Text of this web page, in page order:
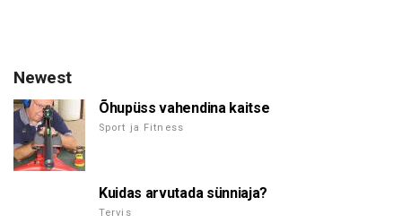
Newest
Õhupüss vahendina kaitse
Sport ja Fitness
Kuidas arvutada sünniaja?
Tervis